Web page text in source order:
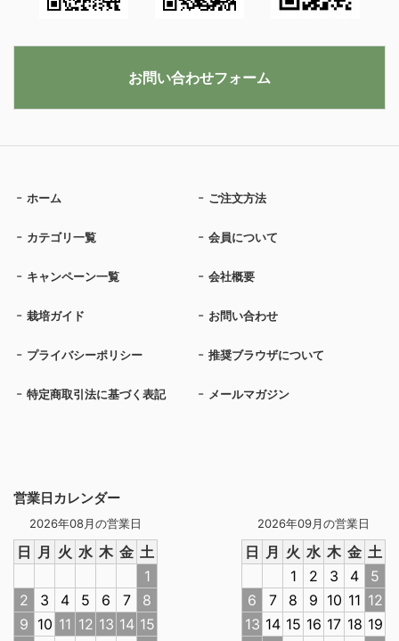
営業日カレンダー
2026年08月の営業日
日 月 火 水 木 金 土
1
2
3 4 5 6 7
8
9 10 11 12 13 14 15
2026年09月の営業日
日 月 火 水 木 金 土
1
2 3 4
5
6
7 8 9 10 11 12
13 14 15 16 17 18 19
ホーム ご注文方法
カテゴリ一覧 会員について
キャンペーン一覧 会社概要
栽培ガイド お問い合わせ
プライバシーポリシー 推奨ブラウザについて
特定商取引法に基づく表記 メールマガジン
お問い合わせフォーム